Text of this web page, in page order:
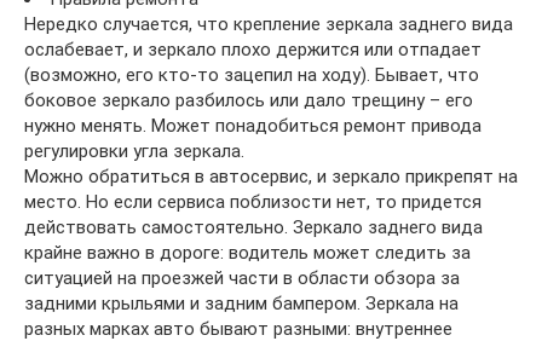
Нередко случается, что крепление зеркала заднего вида
ослабевает, и зеркало плохо держится или отпадает
(возможно, его кто-то зацепил на ходу). Бывает, что
боковое зеркало разбилось или дало трещину – его
нужно менять. Может понадобиться ремонт привода
регулировки угла зеркала.
Можно обратиться в автосервис, и зеркало прикрепят на
место. Но если сервиса поблизости нет, то придется
действовать самостоятельно. Зеркало заднего вида
крайне важно в дороге: водитель может следить за
ситуацией на проезжей части в области обзора за
задними крыльями и задним бампером. Зеркала на
разных марках авто бывают разными: внутреннее